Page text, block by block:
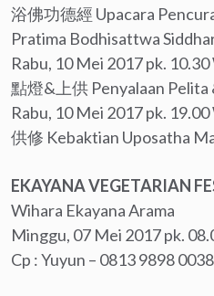
浴佛功德經 Upacara
Pratima Bodhisattwa
Rabu, 10 Mei 2017 pk. 10.30
點燈&上供 Penyalaan Pelita
Rabu, 10 Mei 2017 pk. 19.00
供修 Kebaktian Uposatha
EKAYANA VEGETARIAN
Wihara Ekayana Arama
Minggu, 07 Mei 2017 pk.
Cp : Yuyun – ‪0813 9898 0038‬